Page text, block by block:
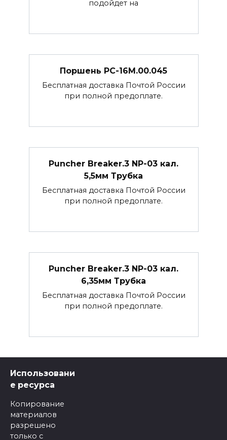
подойдет на
Поршень РС-16М.00.045
Бесплатная доставка Почтой России
при полной предоплате.
Puncher Breaker.3 NP-03 кал.
5,5мм Трубка
Бесплатная доставка Почтой России
при полной предоплате.
Puncher Breaker.3 NP-03 кал.
6,35мм Трубка
Бесплатная доставка Почтой России
при полной предоплате.
Использовани
е ресурса
Копирование
материалов
разрешено
только с